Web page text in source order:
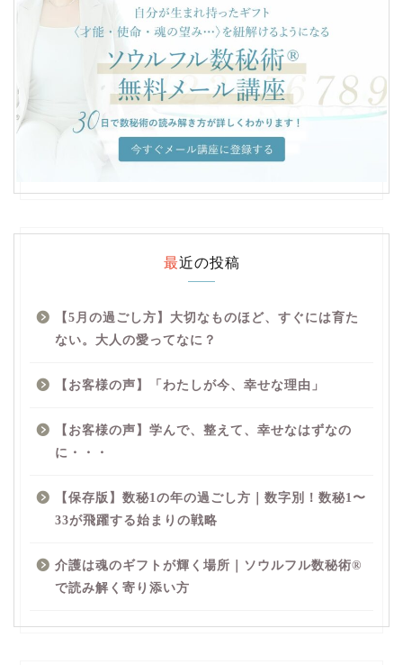
最近の投稿
【5月の過ごし方】大切なものほど、すぐには育た
ない。大人の愛ってなに？
【お客様の声】「わたしが今、幸せな理由」
【お客様の声】学んで、整えて、幸せなはずなの
に・・・
【保存版】数秘1の年の過ごし方｜数字別！数秘1〜
33が飛躍する始まりの戦略
介護は魂のギフトが輝く場所｜ソウルフル数秘術®︎
で読み解く寄り添い方